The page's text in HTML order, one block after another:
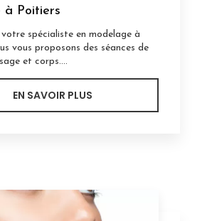
à Poitiers
votre spécialiste en modelage à
vous proposons des séances de
et corps....
EN SAVOIR PLUS